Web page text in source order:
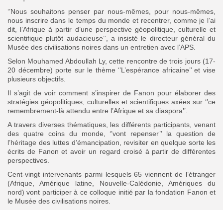
‘’Nous souhaitons penser par nous-mêmes, pour nous-mêmes,
nous inscrire dans le temps du monde et recentrer, comme je l’ai
dit, l’Afrique à partir d’une perspective géopolitique, culturelle et
scientifique plutôt audacieuse’’, a insisté le directeur général du
Musée des civilisations noires dans un entretien avec l’APS.
Selon Mouhamed Abdoullah Ly, cette rencontre de trois jours (17-
20 décembre) porte sur le thème ‘’L’espérance africaine’’ et vise
plusieurs objectifs.
Il s’agit de voir comment s’inspirer de Fanon pour élaborer des
stratégies géopolitiques, culturelles et scientifiques axées sur ‘’ce
remembrement-là attendu entre l’Afrique et sa diaspora’’.
A travers diverses thématiques, les différents participants, venant
des quatre coins du monde, ‘’vont repenser’’ la question de
l’héritage des luttes d’émancipation, revisiter en quelque sorte les
écrits de Fanon et avoir un regard croisé à partir de différentes
perspectives.
Cent-vingt intervenants parmi lesquels 65 viennent de l’étranger
(Afrique, Amérique latine, Nouvelle-Calédonie, Amériques du
nord) vont participer à ce colloque initié par la fondation Fanon et
le Musée des civilisations noires.